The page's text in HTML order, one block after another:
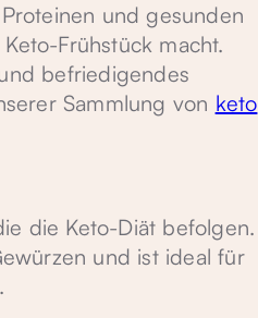
und gesunden
Frühstück macht.
befriedigendes
Sammlung von keto
die Keto-Diät befolgen.
und ist ideal für